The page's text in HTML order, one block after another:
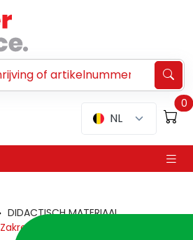
NL
0
DIDACTISCH MATERIAAL
Zakrekenmachines